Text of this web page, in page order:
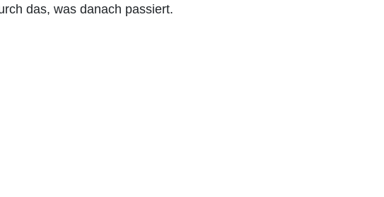
das, was danach passiert.